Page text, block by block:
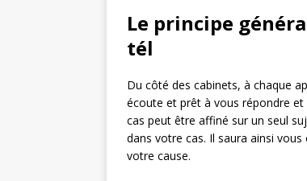
Le principe
tél
Du côté des cabinets, à chaque
écoute et prêt à vous répondre
cas peut être affiné sur un seul
dans votre cas. Il saura ainsi
votre cause.